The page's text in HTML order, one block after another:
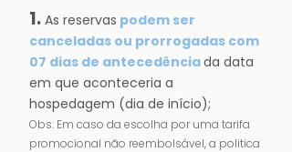
1. As reservas podem ser
canceladas ou prorrogadas com
07 dias de antecedênciada data
em que aconteceria a
hospedagem (dia de início);
Obs: Em caso da escolha por uma tarifa
promocional não reembolsável, a politica